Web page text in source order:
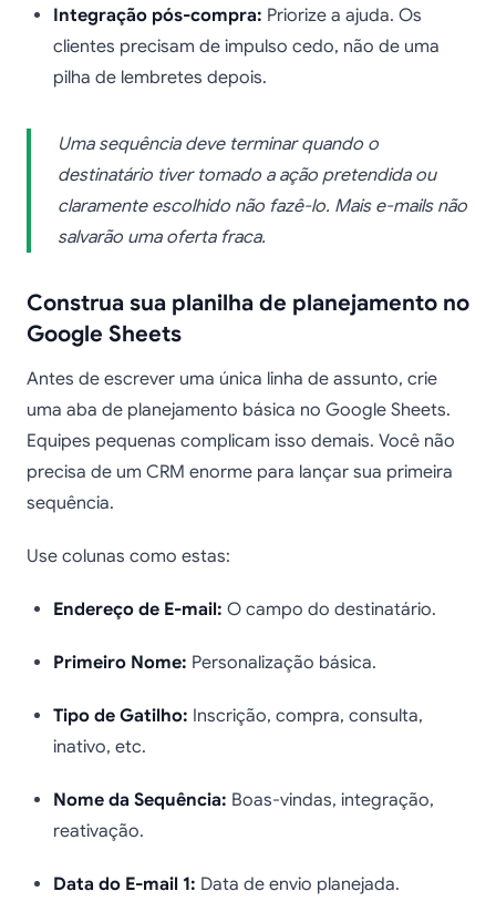
Integração pós-compra: Priorize a ajuda. Os
clientes precisam de impulso cedo, não de uma
pilha de lembretes depois.
Uma sequência deve terminar quando o
destinatário tiver tomado a ação pretendida ou
claramente escolhido não fazê-lo. Mais e-mails não
salvarão uma oferta fraca.
Construa sua planilha de planejamento no
Google Sheets
Antes de escrever uma única linha de assunto, crie
uma aba de planejamento básica no Google Sheets.
Equipes pequenas complicam isso demais. Você não
precisa de um CRM enorme para lançar sua primeira
sequência.
Use colunas como estas:
Endereço de E-mail: O campo do destinatário.
Primeiro Nome: Personalização básica.
Tipo de Gatilho: Inscrição, compra, consulta,
inativo, etc.
Nome da Sequência: Boas-vindas, integração,
reativação.
Data do E-mail 1: Data de envio planejada.